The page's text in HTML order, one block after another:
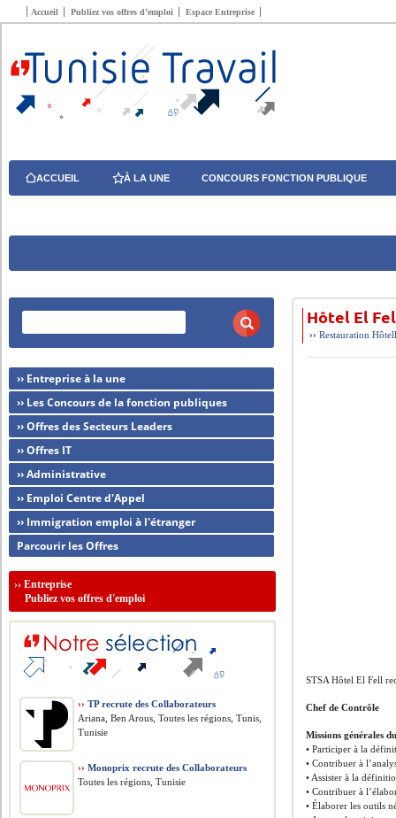
Accueil Publiez vos offres d’emploi Espace Entreprise
ACCUEIL À LA UNE CONCOURS FONCTION PUBLIQUE
Hôtel El
››Restauration
STSA Hôtel El Fell
Chef de Contrôle
Missions générales
• Participer à la
• Contribuer à
• Assister à la
• Contribuer à
• Élaborer les outils
›› Entreprise à la une
›› Les Concours de la fonction publiques
›› Offres des Secteurs Leaders
›› Offres IT
›› Administrative
›› Emploi Centre d'Appel
›› Immigration emploi à l'étranger
Parcourir les Offres
››Entreprise
Publiez vos offres d'emploi
›› TP recrute des Collaborateurs
Ariana, Ben Arous, Toutes les régions, Tunis,
Tunisie
›› Monoprix recrute des Collaborateurs
Toutes les régions, Tunisie